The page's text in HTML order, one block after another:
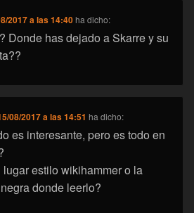
2017 a las 14:40 ha dicho:
Donde has dejado a Skarre y su
08/2017 a las 14:51 ha dicho:
es interesante, pero es todo en
lugar estilo wikihammer o la
donde leerlo?